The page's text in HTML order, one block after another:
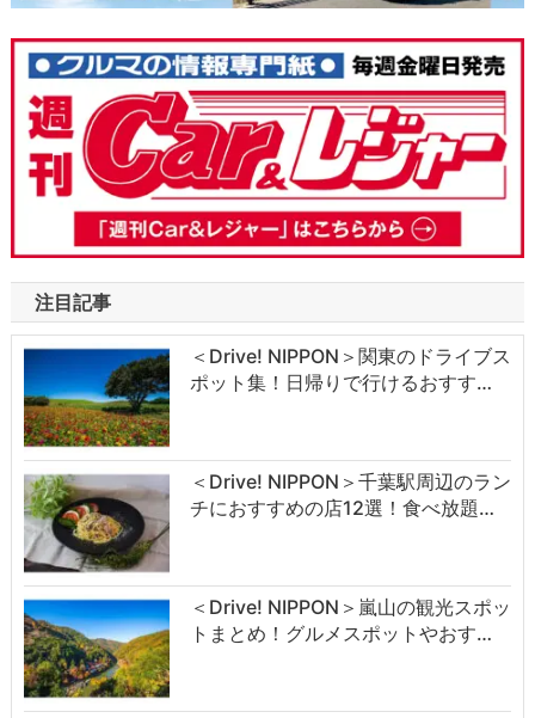
注目記事
＜Drive! NIPPON＞関東のドライブス
ポット集！日帰りで行けるおすす…
＜Drive! NIPPON＞千葉駅周辺のラン
チにおすすめの店12選！食べ放題…
＜Drive! NIPPON＞嵐山の観光スポッ
トまとめ！グルメスポットやおす…